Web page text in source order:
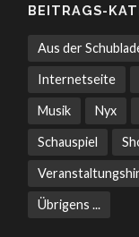
BEITRAGS-
Aus der
Internetseite
Musik Nyx
Schauspiel
Übrigens ...